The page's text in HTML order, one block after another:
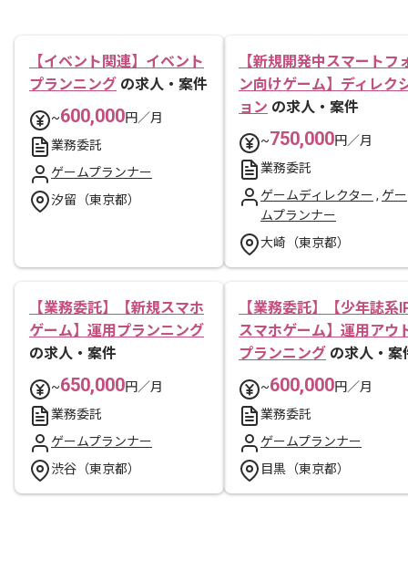
【イベント関連】イベント
プランニング の求人・案件
~600,000円／月
業務委託
ゲームプランナー
汐留（東京都）
【新規開発中スマートフ
ン向けゲーム】ディレク
ョン の求人・案件
~750,000円／月
業務委託
ゲームディレクター , ゲー
ムプランナー
大崎（東京都）
【業務委託】【新規スマホ
ゲーム】運用プランニング
の求人・案件
~650,000円／月
業務委託
ゲームプランナー
渋谷（東京都）
【業務委託】【少年誌系
スマホゲーム】運用アウ
プランニング の求人・案
~600,000円／月
業務委託
ゲームプランナー
目黒（東京都）